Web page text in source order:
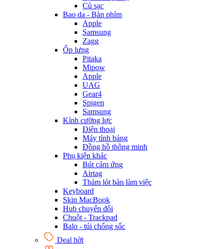
Củ sạc
Bao da - Bàn phím
Apple
Samsung
Zagg
Ốp lưng
Pitaka
Mipow
Apple
UAG
Gear4
Spigen
Samsung
Kính cường lực
Điện thoại
Máy tính bảng
Đồng hồ thông minh
Phụ kiện khác
Bút cảm ứng
Airtag
Thảm lót bàn làm việc
Keyboard
Skin MacBook
Hub chuyển đổi
Chuột - Trackpad
Balo - túi chống sốc
Deal hời